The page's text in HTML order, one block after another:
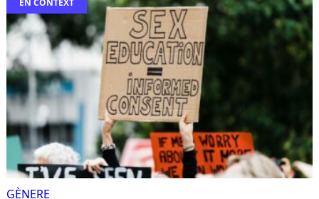
EN CONTEXT
GÈNERE